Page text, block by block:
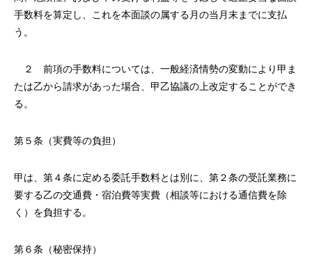
手数料を算定し、これを本面談の属する月の当月末までに支払
う。
２ 前項の手数料については、一般経済情勢の変動により甲ま
たは乙から請求があった場合、甲乙協議の上改定することができ
る。
第５条（実費等の負担）
甲は、第４条に定める委託手数料とは別に、第２条の受託業務に
要する乙の交通費・宿泊費等実費（相談等における通信費を除
く）を負担する。
第６条（秘密保持）